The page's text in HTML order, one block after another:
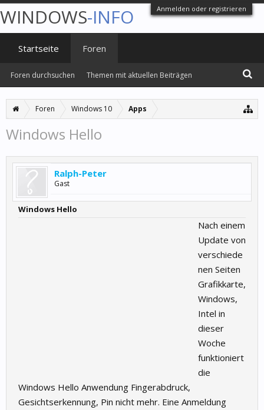
Anmelden oder registrieren
Foren Windows 10 Apps
Windows Hello
Ralph-Peter
Gast
Windows Hello
Nach einem
Update von
verschiede
nen Seiten
Grafikkarte,
Windows,
Intel in
dieser
Woche
funktioniert
die
Windows Hello Anwendung Fingerabdruck,
Gesichtserkennung, Pin nicht mehr. Eine Anmeldung
WINDOWS-INFO
Startseite Foren
Foren durchsuchen Themen mit aktuellen Beiträgen